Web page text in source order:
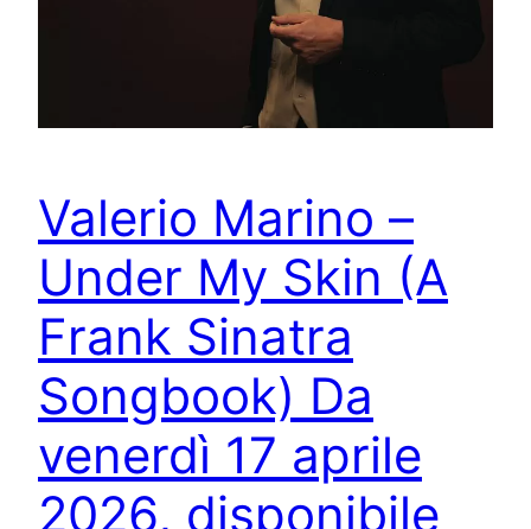
Valerio Marino –
Under My Skin (A
Frank Sinatra
Songbook) Da
venerdì 17 aprile
2026, disponibile